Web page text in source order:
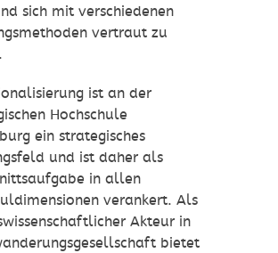
sich mit verschiedenen
vertraut zu
ist an der
Hochschule
ein strategisches
und ist daher als
in allen
verankert. Als
Akteur in
bietet